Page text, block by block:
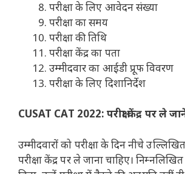
परीक्षा के लिए आवेदन संख्या
परीक्षा का समय
परीक्षा की तिथि
परीक्षा केंद्र का पता
उम्मीदवार का आईडी प्रूफ विवरण
परीक्षा के लिए दिशानिर्देश
CUSAT CAT 2022: परीक्षा केंद्र पर ले
उम्मीदवारों को परीक्षा के दिन नीचे
परीक्षा केंद्र पर ले जाना चाहिए।